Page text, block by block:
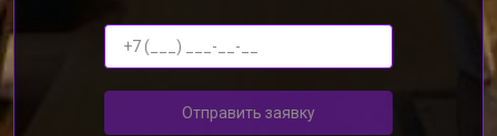
Отправить заявку